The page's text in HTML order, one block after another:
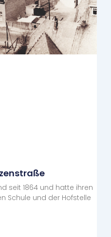
seit 1864 und hatte ihren
Schule und der Hofstelle